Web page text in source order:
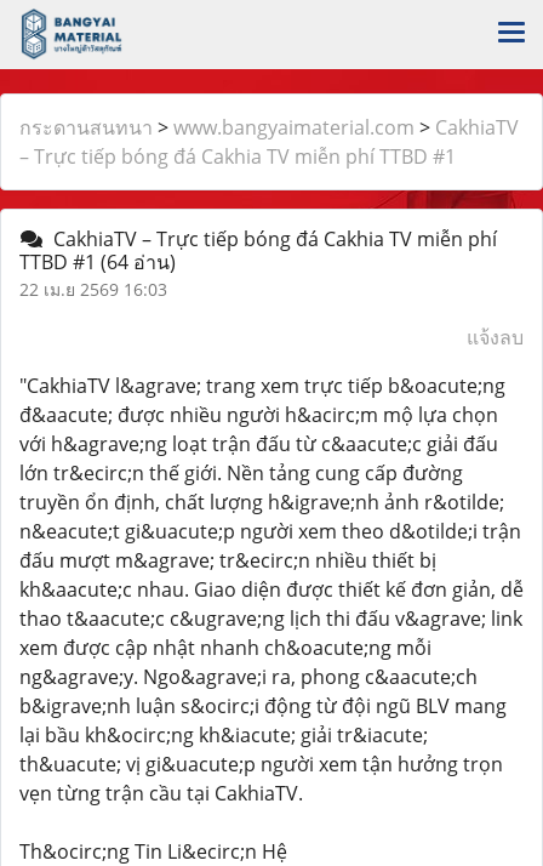
กระดานสนทนา >www.bangyaimaterial.com > CakhiaTV
– Trực tiếp bóng đá Cakhia TV miễn phí TTBD #1
CakhiaTV – Trực tiếp bóng đá Cakhia TV miễn phí
TTBD #1 (64 อ่าน)
22 เม.ย 2569 16:03
แจ้งลบ
"CakhiaTV l&agrave; trang xem trực tiếp b&oacute;ng
đ&aacute; được nhiều người h&acirc;m mộ lựa chọn
với h&agrave;ng loạt trận đấu từ c&aacute;c giải đấu
lớn tr&ecirc;n thế giới. Nền tảng cung cấp đường
truyền ổn định, chất lượng h&igrave;nh ảnh r&otilde;
n&eacute;t gi&uacute;p người xem theo d&otilde;i trận
đấu mượt m&agrave; tr&ecirc;n nhiều thiết bị
kh&aacute;c nhau. Giao diện được thiết kế đơn giản, dễ
thao t&aacute;c c&ugrave;ng lịch thi đấu v&agrave; link
xem được cập nhật nhanh ch&oacute;ng mỗi
ng&agrave;y. Ngo&agrave;i ra, phong c&aacute;ch
b&igrave;nh luận s&ocirc;i động từ đội ngũ BLV mang
lại bầu kh&ocirc;ng kh&iacute; giải tr&iacute;
th&uacute; vị gi&uacute;p người xem tận hưởng trọn
vẹn từng trận cầu tại CakhiaTV.
Th&ocirc;ng Tin Li&ecirc;n Hệ